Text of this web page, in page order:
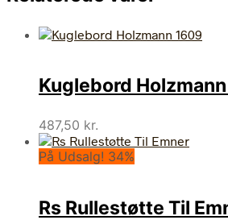
Kuglebord
487,50 kr.
På Udsalg! 34%
Rs Rullestøtte Til